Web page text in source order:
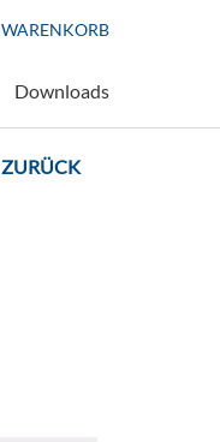
WARENKORB
Downloads
ZURÜCK